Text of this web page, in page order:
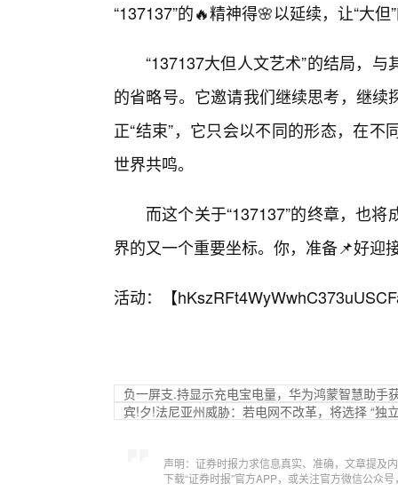
“137137”的🔥精神得🌸以延续，让“大
“137137大但人文艺术”的结局，
的省略号。它邀请我们继续思考，继
正“结束”，它只会以不同的形态，在
世界共鸣。
而这个关于“137137”的终章，也
界的又一个重要坐标。你，准备📌好迎
活动：【
负一屏支.持显示充电宝电量，华为鸿蒙智慧助手
宾!夕!法尼亚州威胁：若电网不改革，将选择 “独
声明：证券时报力求信息真实、准确，文章提及
下载“证券时报”官方APP，或关注官方微信公众